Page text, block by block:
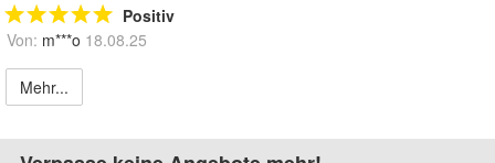
Positiv
Von: m***o 18.08.25
Mehr...